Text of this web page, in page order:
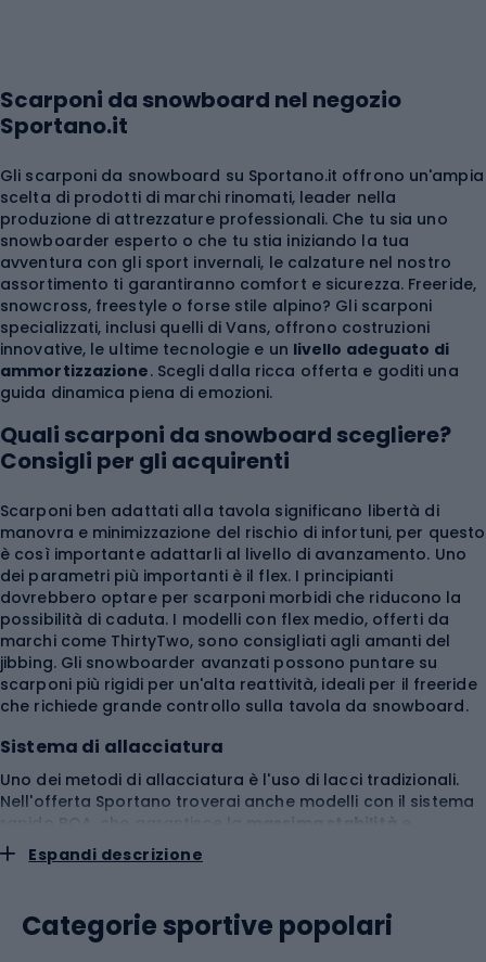
Scarponi da snowboard nel negozio
Sportano.it
Gli scarponi da snowboard su Sportano.it offrono un'ampia
scelta di prodotti di marchi rinomati, leader nella
produzione di attrezzature professionali. Che tu sia uno
snowboarder esperto o che tu stia iniziando la tua
avventura con gli sport invernali, le calzature nel nostro
assortimento ti garantiranno comfort e sicurezza. Freeride,
snowcross, freestyle o forse stile alpino? Gli scarponi
specializzati, inclusi quelli diVans, offrono costruzioni
innovative, le ultime tecnologie e un livello adeguato di
ammortizzazione. Scegli dalla ricca offerta e goditi una
guida dinamica piena di emozioni.
Quali scarponi da snowboard scegliere?
Consigli per gli acquirenti
Scarponi ben adattati alla tavola significano libertà di
manovra e minimizzazione del rischio di infortuni, per questo
è così importante adattarli al livello di avanzamento. Uno
dei parametri più importanti è il flex. I principianti
dovrebbero optare per scarponi morbidi che riducono la
possibilità di caduta. I modelli con flex medio, offerti da
marchi come ThirtyTwo, sono consigliati agli amanti del
jibbing. Gli snowboarder avanzati possono puntare su
scarponi più rigidi per un'alta reattività, ideali per il freeride
che richiede grande controllo sulla tavola da snowboard.
Sistema di allacciatura
Uno dei metodi di allacciatura è l'uso di lacci tradizionali.
Nell'offerta Sportano troverai anche modelli con il sistema
rapido BOA, che garantisce la
massima stabilità
adattamento al piede. Invece dei classici lacci, utilizza cavi
che vengono serrati tramite una manopola. Tale
sforzo, una caratteristica spesso presente nei prodotti
Alcuni modelli hanno un sistema BOA con più manopole,
Espandi descrizione
Categorie sportive popolari